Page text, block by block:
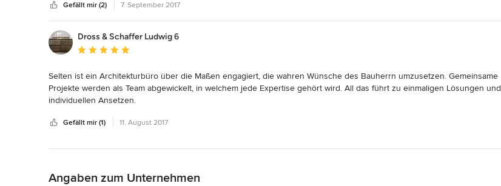
Wir als Handwerksbetrieb  können dieses Architekturbüro jedem nur wärmstens weiterempfehlen.“
Gefällt mir (2) 7. September 2017
Dross & Schaffer Ludwig 6
Durchschnittliche Bewertung: 5 von 5 Sternen
Selten ist ein Architekturbüro über die Maßen engagiert, die wahren Wünsche des Bauherrn umzusetzen. Gemeinsame
Projekte werden als Team abgewickelt, in welchem jede Expertise gehört wird. All das führt zu einmaligen Lösungen und
individuellen Ansetzen.
Vielen Dank für die tolle Zusammenarbeit und Eure Unterstützung. Wir freuen uns auf all das was noch kommt.
Gefällt mir (1) 11. August 2017
Angaben zum Unternehmen